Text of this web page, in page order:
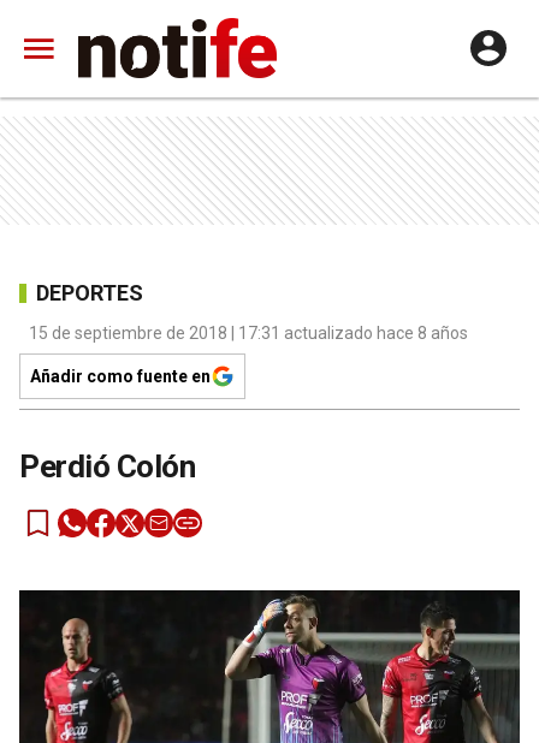
DEPORTES
15 de septiembre de 2018 | 17:31 actualizado hace 8 años
Añadir como fuente en
Perdió Colón